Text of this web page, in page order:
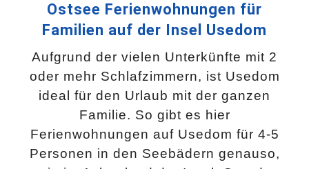
Ostsee Ferienwohnungen für
Familien auf der Insel Usedom
Aufgrund der vielen Unterkünfte mit 2
oder mehr Schlafzimmern, ist Usedom
ideal für den Urlaub mit der ganzen
Familie. So gibt es hier
Ferienwohnungen auf Usedom für 4-5
Personen in den Seebädern genauso,